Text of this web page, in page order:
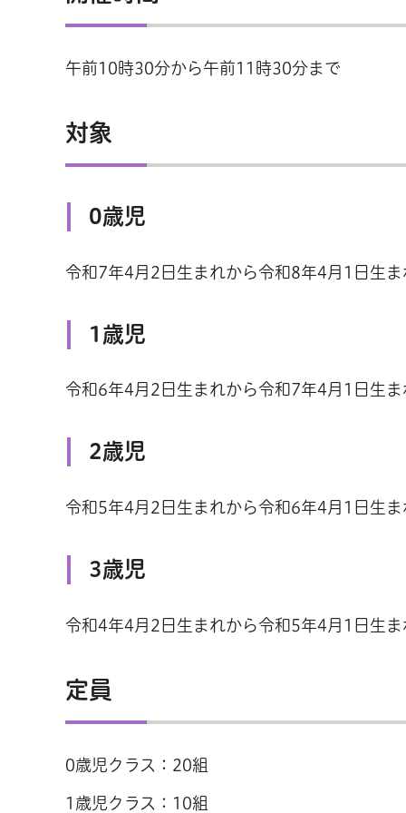
午前10時30分から午前11時30分まで
対象
0歳児
令和7年4月2日生まれから令和8年4月1日生ま
1歳児
令和6年4月2日生まれから令和7年4月1日生ま
2歳児
令和5年4月2日生まれから令和6年4月1日生ま
3歳児
令和4年4月2日生まれから令和5年4月1日生ま
定員
0歳児クラス：20組
1歳児クラス：10組